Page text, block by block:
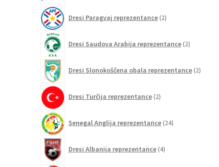
Dresi Paragvaj reprezentance 2izdelka
Dresi Saudova Arabija reprezentance 2izdelka
Dresi Slonokoščena obala reprezentance 2izdelka
Dresi Turčija reprezentance 2izdelka
Senegal Anglija reprezentance 24izdelkov
Dresi Albanija reprezentance 4izdelki